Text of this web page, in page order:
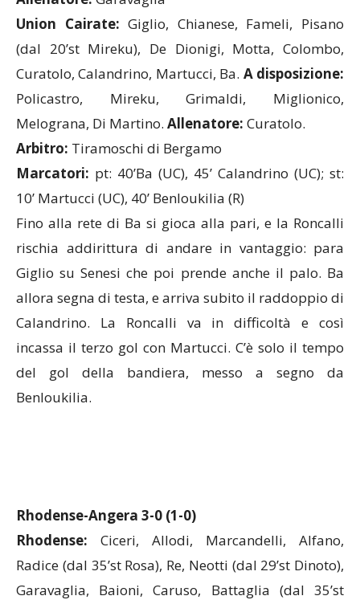
Union Cairate:Giglio, Chianese, Fameli, Pisano
(dal 20’st Mireku), De Dionigi, Motta, Colombo,
Curatolo, Calandrino, Martucci, Ba.A disposizione:
Policastro, Mireku, Grimaldi, Miglionico,
Melograna, Di Martino.
Allenatore:Curatolo.
Arbitro:Tiramoschi di Bergamo
Marcatori:pt: 40’Ba (UC), 45’ Calandrino (UC); st:
10’ Martucci (UC), 40’ Benloukilia (R)
Fino alla rete di Ba si gioca alla pari, e la Roncalli
rischia addirittura di andare in vantaggio: para
Giglio su Senesi che poi prende anche il palo. Ba
allora segna di testa, e arriva subito il raddoppio di
Calandrino. La Roncalli va in difficoltà e così
incassa il terzo gol con Martucci. C’è solo il tempo
del gol della bandiera, messo a segno da
Benloukilia.
Rhodense:Ciceri, Allodi, Marcandelli, Alfano,
Radice (dal 35’st Rosa), Re, Neotti (dal 29’st Dinoto),
Garavaglia, Baioni, Caruso, Battaglia (dal 35’st
Catalano).
A disposizione: Coviello, Rosa, Azzalin,